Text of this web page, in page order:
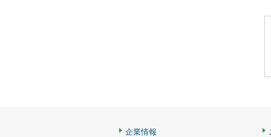
企業情報